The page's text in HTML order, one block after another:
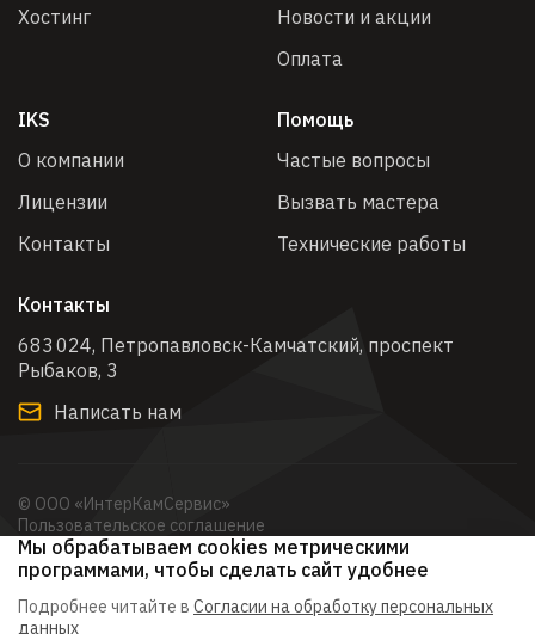
Хостинг
Новости и акции
Оплата
IKS
О компании
Лицензии
Контакты
Помощь
Частые вопросы
Вызвать мастера
Технические работы
Контакты
683 024, Петропавловск-Камчатский, проспект
Рыбаков, 3​
Написать нам
© ООО «ИнтерКамСервис»
Пользовательское соглашение
Политика обработки персональных данных
Согласие на обработку персональных данных с помощью
Мы обрабатываем cookies метрическими
программами, чтобы сделать сайт удобнее
Подробнее читайте в Согласии на обработку персональных
данных